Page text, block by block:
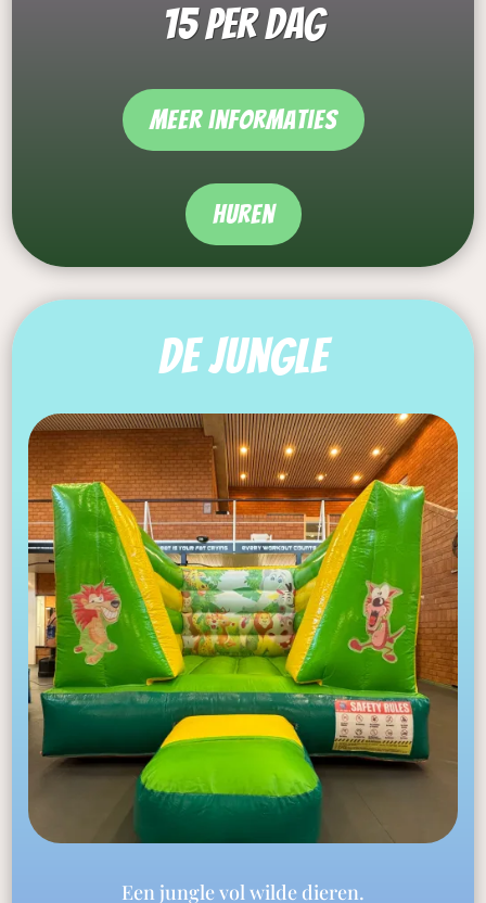
15 per dag
meer informaties
Huren
De jungle
Een jungle vol wilde dieren.